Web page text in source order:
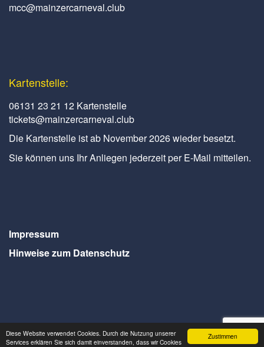
Zustimmen
Diese Website verwendet Cookies. Durch die Nutzung unserer
Services erklären Sie sich damit einverstanden, dass wir Cookies
mcc@mainzercarneval.club
Kartenstelle:
06131 23 21 12 Kartenstelle
tickets@mainzercarneval.club
Die Kartenstelle ist ab November 2026 wieder besetzt.
Sie können uns Ihr Anliegen jederzeit per E-Mail mitteilen.
Impressum
Hinweise zum Datenschutz